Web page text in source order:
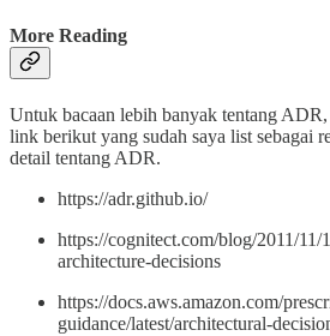
More Reading
Untuk bacaan lebih banyak tentang
link berikut yang sudah saya list sebagai
detail tentang ADR.
https://adr.github.io/
https://cognitect.com/blog/2011/11/
architecture-decisions
https://docs.aws.amazon.com/
guidance/latest/architectural-